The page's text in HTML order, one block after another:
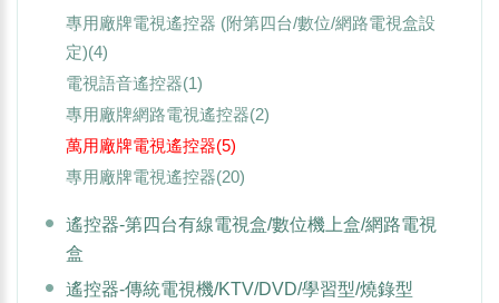
專用廠牌電視遙控器 (附第四台/數位/網路電視盒設
定)(4)
電視語音遙控器(1)
專用廠牌網路電視遙控器(2)
萬用廠牌電視遙控器(5)
專用廠牌電視遙控器(20)
遙控器-第四台有線電視盒/數位機上盒/網路電視
盒
遙控器-傳統電視機/KTV/DVD/學習型/燒錄型